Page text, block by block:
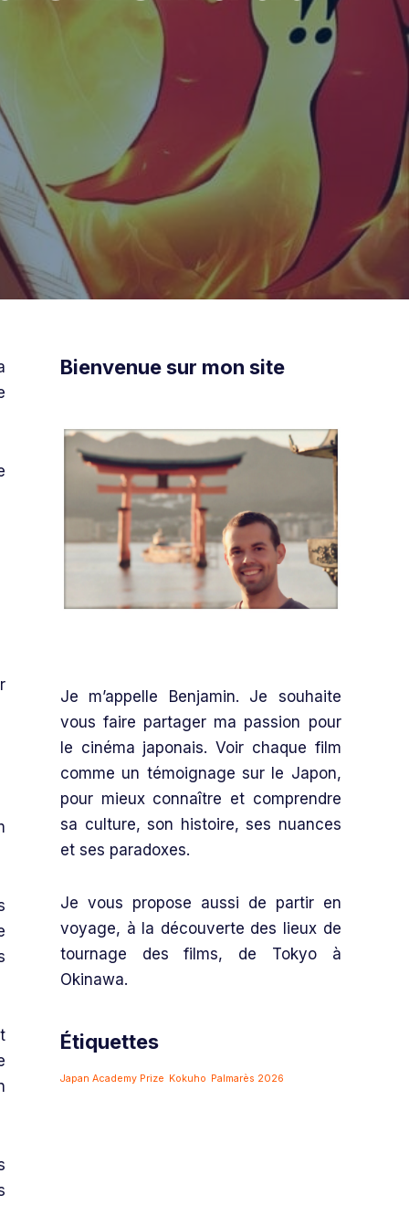
Bienvenue sur mon site
Je m’appelle Benjamin. Je souhaite
vous faire partager ma passion pour
le cinéma japonais. Voir chaque film
comme un témoignage sur le Japon,
pour mieux connaître et comprendre
sa culture, son histoire, ses nuances
et ses paradoxes.
Je vous propose aussi de partir en
voyage, à la découverte des lieux de
tournage des films, de Tokyo à
Okinawa.
Étiquettes
Japan Academy Prize Kokuho Palmarès 2026